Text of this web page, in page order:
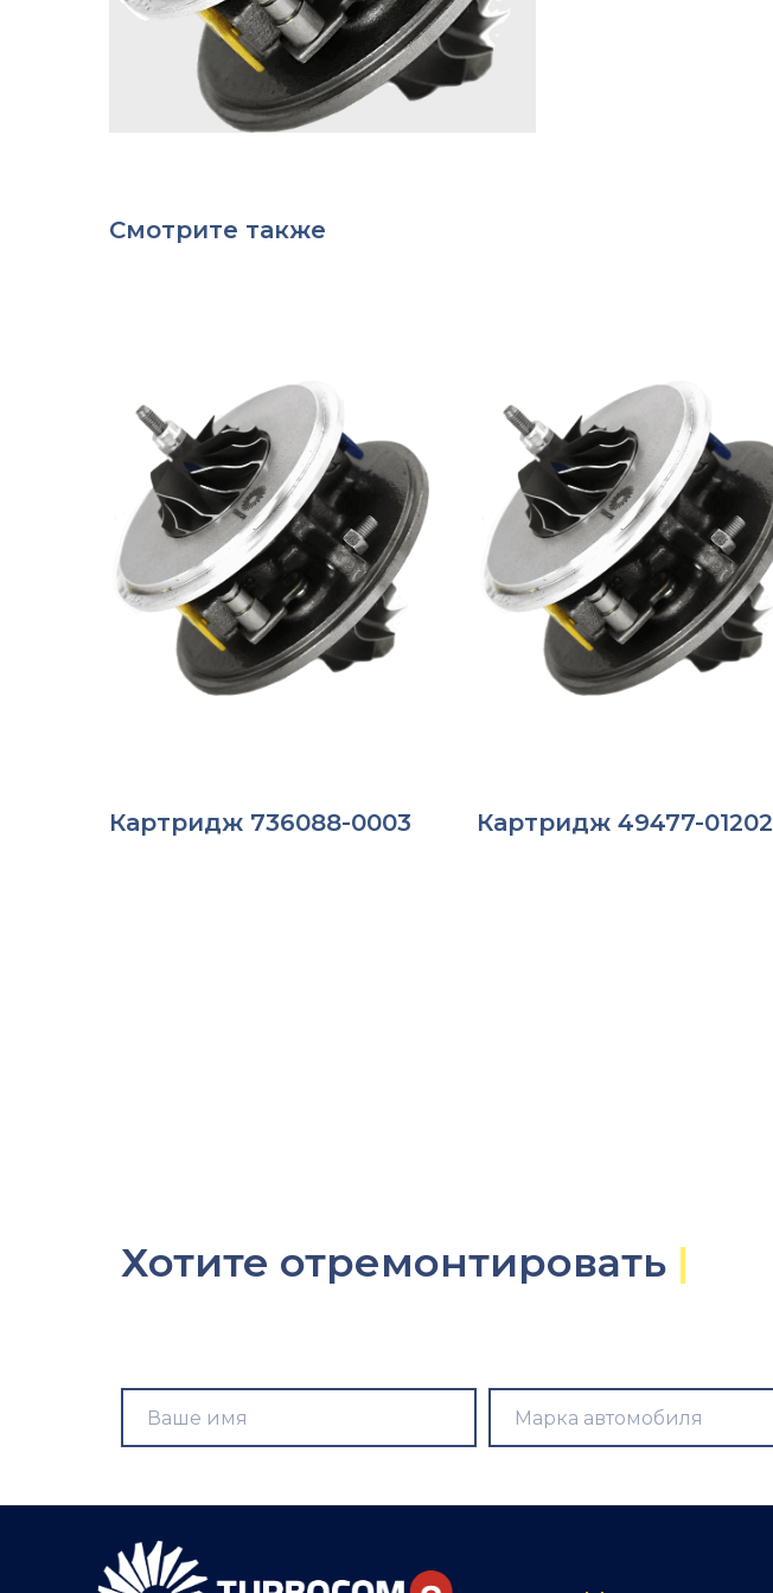
Смотрите также
Картридж 736088-0003 Картридж 49477-01202
Хотите отремон|